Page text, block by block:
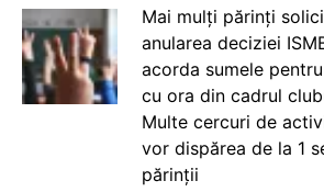
Mai mulți părinți
anularea deciziei
acorda sumele
cu ora din cadrul
Multe cercuri de
vor dispărea de la 1
părinții